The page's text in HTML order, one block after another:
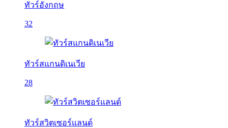
ทัวร์อังกฤษ
32
ทัวร์สแกนดิเนเวีย
28
ทัวร์สวิตเซอร์แลนด์